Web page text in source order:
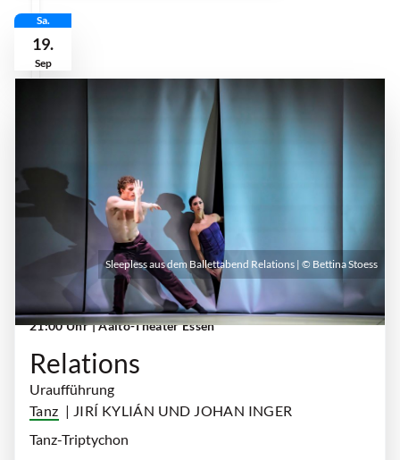
Sa.
19.
Sep
Samstag, 19. September 2026 | 19:00 Uhr -
21:00 Uhr| Aalto-Theater Essen
Relations
Uraufführung
Tanz | JIRÍ KYLIÁN UND JOHAN INGER
Tanz-Triptychon
Sleepless aus dem Ballettabend Relations | © Bettina Stoess